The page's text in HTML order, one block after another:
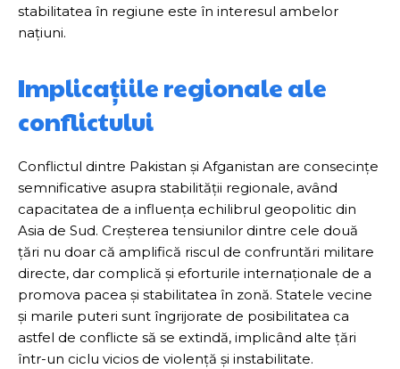
stabilitatea în regiune este în interesul ambelor
națiuni.
Implicațiile regionale ale
conflictului
Conflictul dintre Pakistan și Afganistan are consecințe
semnificative asupra stabilității regionale, având
capacitatea de a influența echilibrul geopolitic din
Asia de Sud. Creșterea tensiunilor dintre cele două
țări nu doar că amplifică riscul de confruntări militare
directe, dar complică și eforturile internaționale de a
promova pacea și stabilitatea în zonă. Statele vecine
și marile puteri sunt îngrijorate de posibilitatea ca
astfel de conflicte să se extindă, implicând alte țări
într-un ciclu vicios de violență și instabilitate.